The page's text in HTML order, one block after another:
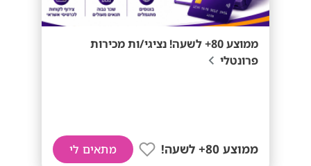
ממוצע 80+ לשעה! נציגי/ות מכירות
פרונטלי
ממוצע 80+ לשעה! מתאים לי